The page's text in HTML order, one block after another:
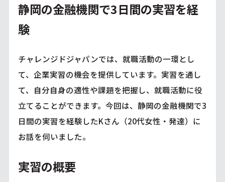
静岡の金融機関で3日間の実習を経
験
チャレンジドジャパンでは、就職活動の一環とし
て、企業実習の機会を提供しています。実習を通し
て、自分自身の適性や課題を把握し、就職活動に役
立てることができます。今回は、静岡の金融機関で3
日間の実習を経験したKさん（20代女性・発達）に
お話を伺いました。
実習の概要